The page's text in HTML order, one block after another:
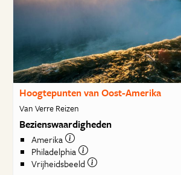
Hoogtepunten van Oost-Amerika
Van Verre Reizen
Bezienswaardigheden
Amerika
Philadelphia
Vrijheidsbeeld